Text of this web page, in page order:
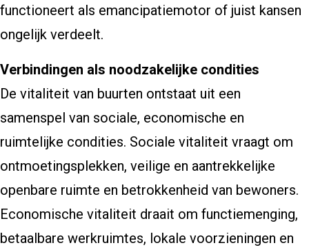
functioneert als emancipatiemotor of juist kansen
ongelijk verdeelt.
Verbindingen als noodzakelijke condities
De vitaliteit van buurten ontstaat uit een
samenspel van sociale, economische en
ruimtelijke condities. Sociale vitaliteit vraagt om
ontmoetingsplekken, veilige en aantrekkelijke
openbare ruimte en betrokkenheid van bewoners.
Economische vitaliteit draait om functiemenging,
betaalbare werkruimtes, lokale voorzieningen en